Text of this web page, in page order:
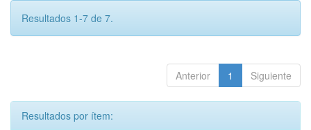
Resultados 1-7 de 7.
Anterior 1 Siguiente
Resultados por ítem: